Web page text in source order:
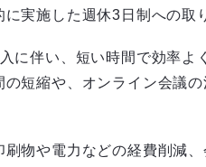
に実施した週休3日制への取
に伴い、短い時間で効率よ
の短縮や、オンライン会議
刷物や電力などの経費削減